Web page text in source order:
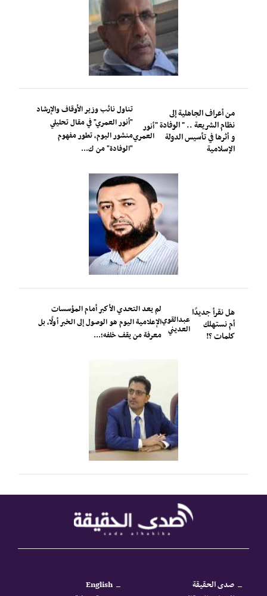
من أعراف الجاهلية إلى
نظام الشريعة .. " الوفادة "
و أثرها في تأسيس الدولة
الإسلامية
أنور
العمري
تناول نائب وزير الأوقاف والإرشاد
"أنور العمري" في مقال تحليلي
منشور اليوم، تطور مفهوم
"الوفادة" من ك...
هل نقرأ جديدًا
أم نستهلك
كلمات ؟!
عبدالقوي
العديني
لم يعد التحدي الأكبر أمام المؤسسات
الإعلامية اليوم هو الوصول إلى الخبر أولًا، بل
معرفة من يقف خلفه؛...
صدى الحقيقة
English